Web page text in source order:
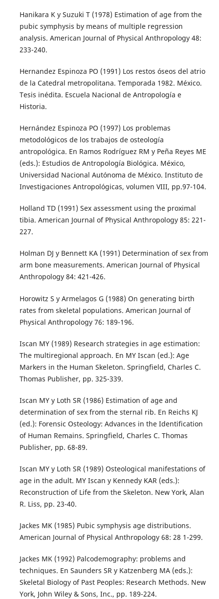
Hanikara K y Suzuki T (1978) Estimation of age from the
pubic symphysis by means of multiple regression
analysis. American Journal of Physical Anthropology 48:
233-240.
Hernandez Espinoza PO (1991) Los restos óseos del atrio
de la Catedral metropolitana. Temporada 1982. México.
Tesis inédita. Escuela Nacional de Antropología e
Historia.
Hernández Espinoza PO (1997) Los problemas
metodológicos de los trabajos de osteología
antropológica. En Ramos Rodríguez RM y Peña Reyes ME
(eds.): Estudios de Antropología Biológica. México,
Universidad Nacional Autónoma de México. Instituto de
Investigaciones Antropológicas, volumen VIII, pp.97-104.
Holland TD (1991) Sex assessment using the proximal
tibia. American Journal of Physical Anthropology 85: 221-
227.
Holman DJ y Bennett KA (1991) Determination of sex from
arm bone measurements. American Journal of Physical
Anthropology 84: 421-426.
Horowitz S y Armelagos G (1988) On generating birth
rates from skeletal populations. American Journal of
Physical Anthropology 76: 189-196.
Iscan MY (1989) Research strategies in age estimation:
The multiregional approach. En MY Iscan (ed.): Age
Markers in the Human Skeleton. Springfield, Charles C.
Thomas Publisher, pp. 325-339.
Iscan MY y Loth SR (1986) Estimation of age and
determination of sex from the sternal rib. En Reichs KJ
(ed.): Forensic Osteology: Advances in the Identification
of Human Remains. Springfield, Charles C. Thomas
Publisher, pp. 68-89.
Iscan MY y Loth SR (1989) Osteological manifestations of
age in the adult. MY Iscan y Kennedy KAR (eds.):
Reconstruction of Life from the Skeleton. New York, Alan
R. Liss, pp. 23-40.
Jackes MK (1985) Pubic symphysis age distributions.
American Journal of Physical Anthropology 68: 28 1-299.
Jackes MK (1992) Palcodemography: problems and
techniques. En Saunders SR y Katzenberg MA (eds.):
Skeletal Biology of Past Peoples: Research Methods. New
York, John Wiley & Sons, Inc., pp. 189-224.